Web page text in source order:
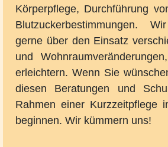
Körperpflege, Durchführung
Blutzuckerbestimmungen.
gerne über den Einsatz
und
erleichtern. Wenn Sie
diesen Beratungen und
Rahmen einer Kurzzeitpflege
beginnen. Wir kümmern uns!